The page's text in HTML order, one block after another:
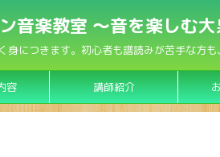
音楽教室 〜音を楽しむ
身につきます。初心者も譜読みが苦手な方
容 講師紹介